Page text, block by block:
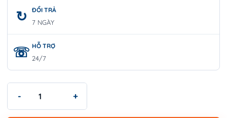
ĐỔI TRẢ
7 NGÀY
HỖ TRỢ
24/7